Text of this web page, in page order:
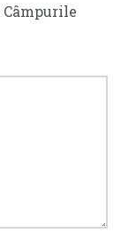
Câmpurile